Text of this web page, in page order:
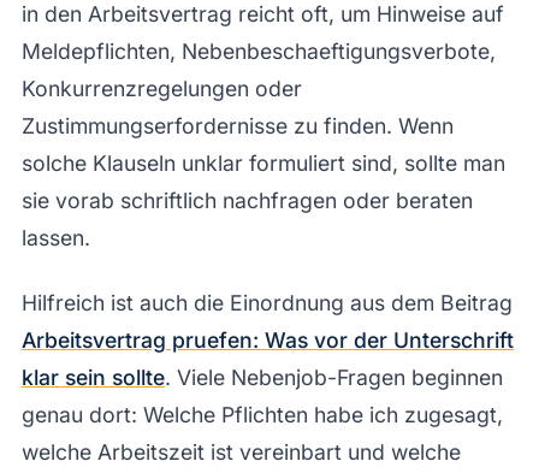
in den Arbeitsvertrag reicht oft, um Hinweise auf
Meldepflichten, Nebenbeschaeftigungsverbote,
Konkurrenzregelungen oder
Zustimmungserfordernisse zu finden. Wenn
solche Klauseln unklar formuliert sind, sollte man
sie vorab schriftlich nachfragen oder beraten
lassen.
Hilfreich ist auch die Einordnung aus dem Beitrag
Arbeitsvertrag pruefen: Was vor der Unterschrift
klar sein sollte. Viele Nebenjob-Fragen beginnen
genau dort: Welche Pflichten habe ich zugesagt,
welche Arbeitszeit ist vereinbart und welche